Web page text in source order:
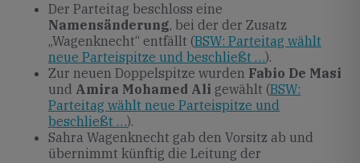
Der Parteitag beschloss eine
Namensänderung, bei der der Zusatz
„Wagenknecht“ entfällt (BSW: Parteitag wählt
neue Parteispitze und beschließt …).
Zur neuen Doppelspitze wurden Fabio De Masi
und Amira Mohamed Ali gewählt (BSW:
Parteitag wählt neue Parteispitze und
beschließt …).
Sahra Wagenknecht gab den Vorsitz ab und
übernimmt künftig die Leitung der